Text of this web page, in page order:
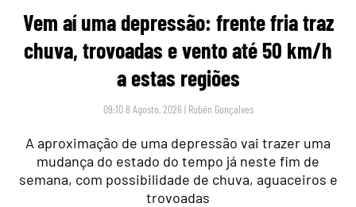
Vem aí uma depressão: frente fria traz
chuva, trovoadas e vento até 50 km/h
a estas regiões
09:10 8 Agosto, 2026 | Rubén Gonçalves
A aproximação de uma depressão vai trazer uma
mudança do estado do tempo já neste fim de
semana, com possibilidade de chuva, aguaceiros e
trovoadas